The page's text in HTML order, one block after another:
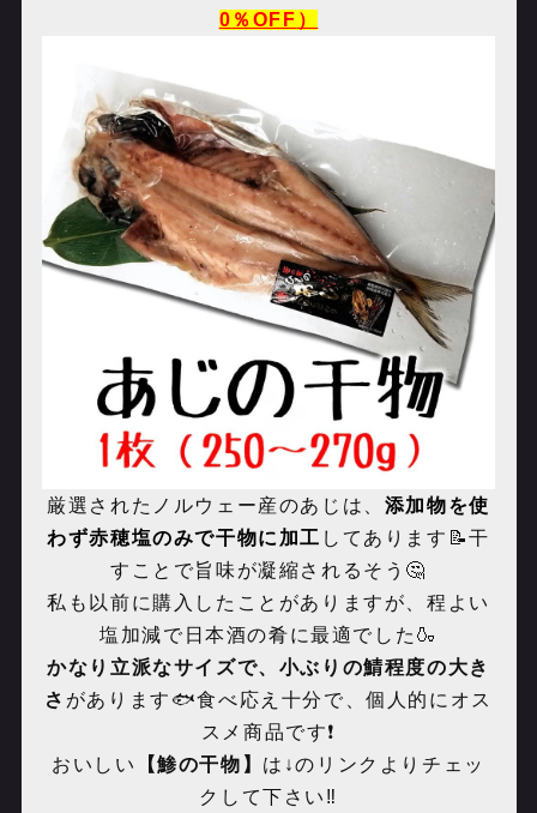
0 ％ OFF ）
厳選されたノルウェー産のあじは、 添加物を使
わず赤穂塩のみで干物に加工 してあります📝干
すことで旨味が凝縮されるそう🤔
私も以前に購入したことがありますが、程よい
塩加減で日本酒の肴に最適でした🍶
かなり立派なサイズで、小ぶりの鯖程度の大き
さ があります🐟食べ応え十分で、個人的にオス
スメ商品です❗️
おいしい
【鯵の干物】 は↓のリンクよりチェッ
クして下さい‼️